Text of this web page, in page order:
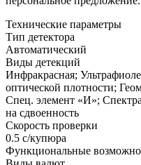
Технические параметры
Тип детектора
Автоматический
Виды детекций
Инфракрасная;
оптической плотности;
Спец. элемент «И»;
на сдвоенность
Скорость проверки
0.5 с/купюра
Функциональные